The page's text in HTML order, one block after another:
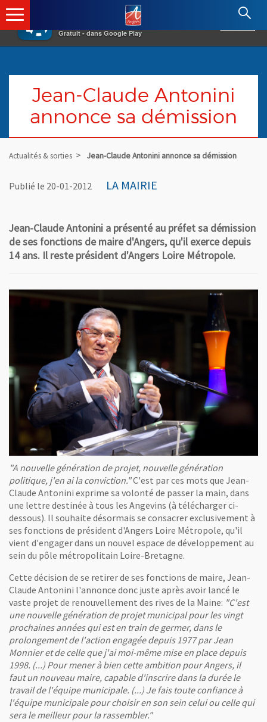
×
Gratuit - dans Google Play
Angers.fr : Retour à l'accueil
Jean-Claude Antonini
annonce sa démission
Actualités & sorties Jean-Claude Antonini annonce sa démission
Publié le 20-01-2012 LA MAIRIE
Jean-Claude Antonini a présenté au préfet sa démission
de ses fonctions de maire d'Angers, qu'il exerce depuis
14 ans. Il reste président d'Angers Loire Métropole.
"A nouvelle génération de projet, nouvelle génération
politique, j'en ai la conviction."C'est par ces mots que Jean-
Claude Antonini exprime sa volonté de passer la main, dans
une lettre destinée à tous les Angevins (à télécharger ci-
dessous). Il souhaite désormais se consacrer exclusivement à
ses fonctions de président d'Angers Loire Métropole, qu'il
vient d'engager dans un nouvel espace de développement au
sein du pôle métropolitain Loire-Bretagne.
Cette décision de se retirer de ses fonctions de maire, Jean-
Claude Antonini l'annonce donc juste après avoir lancé le
vaste projet de renouvellement des rives de la Maine: "C'est
une nouvelle génération de projet municipal pour les vingt
prochaines années qui est en train de germer, dans le
prolongement de l'action engagée depuis 1977 par Jean
Monnier et de celle que j'ai moi-même mise en place depuis
1998. (...) Pour mener à bien cette ambition pour Angers, il
faut un nouveau maire, capable d'inscrire dans la durée le
travail de l'équipe municipale. (...) Je fais toute confiance à
l'équipe municipale pour choisir en son sein celui ou celle qui
sera le meilleur pour la rassembler."